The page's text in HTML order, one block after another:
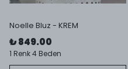
Noelle Bluz - KREM
₺ 849.00
1 Renk 4 Beden